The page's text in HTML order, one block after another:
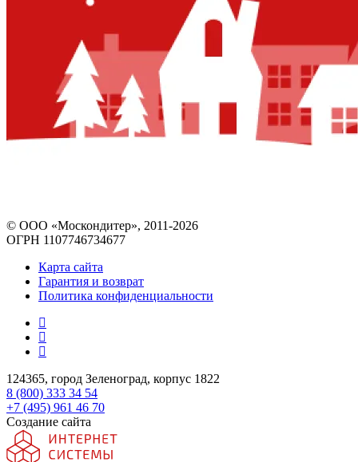
© ООО «Москондитер», 2011-2026
ОГРН 1107746734677
Карта сайта
Гарантия и возврат
Политика конфиденциальности
124365, город Зеленоград, корпус 1822
8 (800) 333 34 54
+7 (495) 961 46 70
Создание сайта